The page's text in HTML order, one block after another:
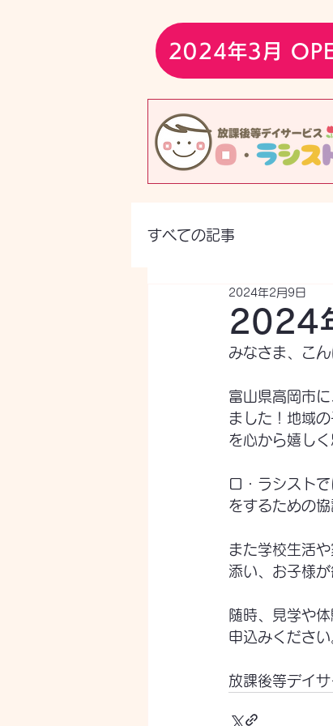
2024年3月
すべての記事
2024
2024年2月9日
みなさま、こん
富山県高岡市
ました！地域
を心から嬉しく
ロ・ラシスト
をするための
また学校生活
添い、お子様
随時、見学や
申込みくださ
放課後等デイ